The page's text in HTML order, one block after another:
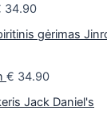
34.90
gėrimas
€ 34.90
Jack Daniel's